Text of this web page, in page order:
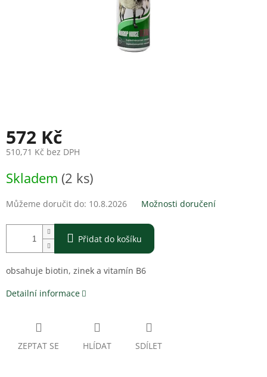
572 Kč
510,71 Kč bez DPH
cena:
Skladem (2 ks)
Můžeme doručit do: 10.8.2026 Možnosti doručení
Přidat do košíku
obsahuje biotin, zinek a vitamín B6
Detailní informace
ZEPTAT SE HLÍDAT SDÍLET